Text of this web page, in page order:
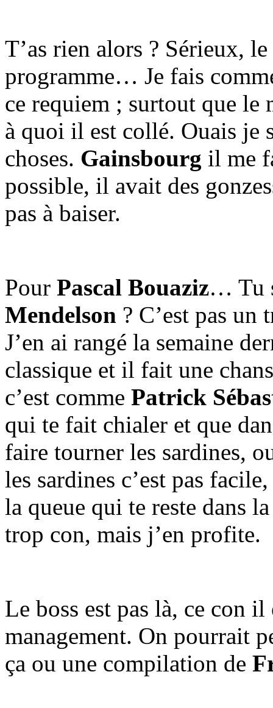
T’as rien alors ? Sérieux,
programme… Je fais
ce requiem ; surtout que le
à quoi il est collé. Ouais je
choses. Gainsbourg il me
possible, il avait des
pas à baiser.
Pour Pascal Bouaziz… Tu
Mendelson ? C’est pas un
J’en ai rangé la semaine
classique et il fait une
c’est comme Patrick
qui te fait chialer et que
faire tourner les sardines,
les sardines c’est pas
la queue qui te reste dans
trop con, mais j’en profite.
Le boss est pas là, ce con
management. On pourrait
ça ou une compilation de